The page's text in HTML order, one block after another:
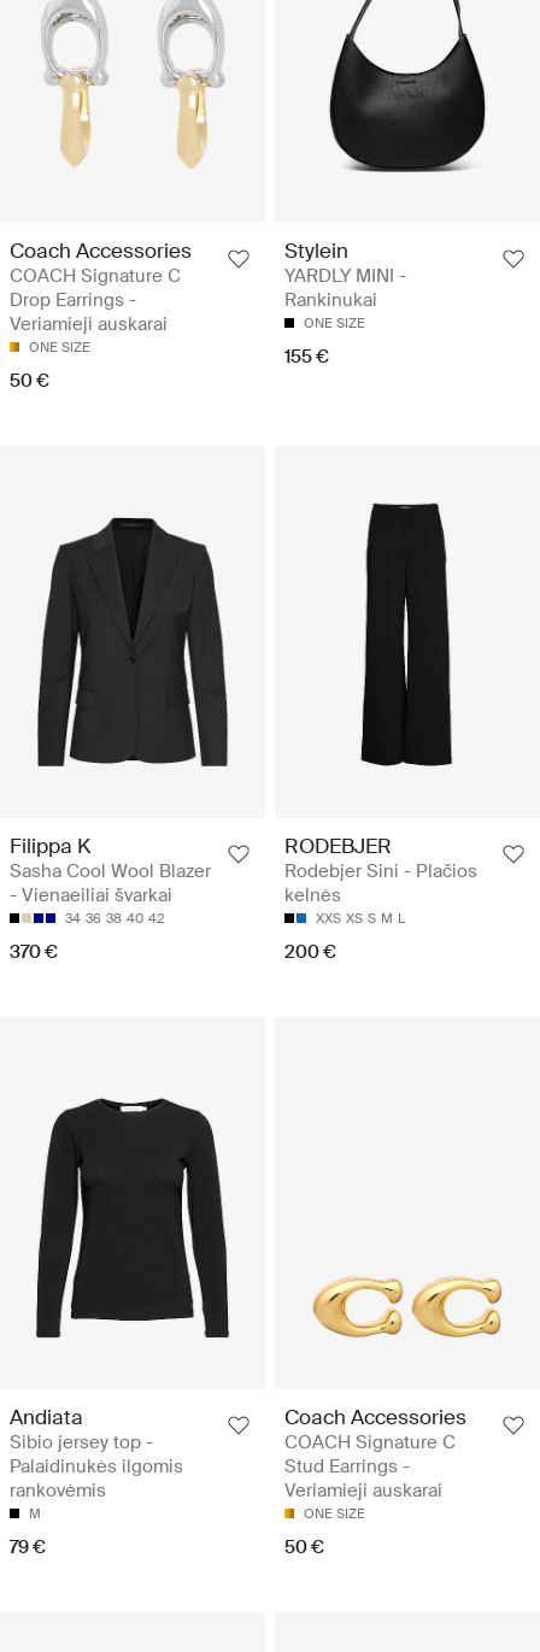
Coach Accessories
COACH Signature C
Drop Earrings -
Veriamieji auskarai
ONE SIZE
50 €
Stylein
YARDLY MINI -
Rankinukai
ONE SIZE
155 €
Filippa K
Sasha Cool Wool Blazer
- Vienaeiliai švarkai
34 36 38 40 42
370 €
RODEBJER
Rodebjer Sini - Plačios
kelnės
XXS XS S M L
200 €
Andiata
Sibio jersey top -
Palaidinukės ilgomis
rankovėmis
M
79 €
Coach Accessories
COACH Signature C
Stud Earrings -
Veriamieji auskarai
ONE SIZE
50 €